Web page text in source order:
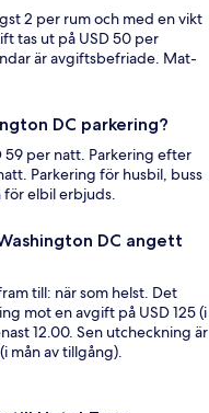
2 per rum och med en vikt
tas ut på USD 50 per
är avgiftsbefriade. Mat-
DC parkering?
59 per natt. Parkering efter
Parkering för husbil, buss
för elbil erbjuds.
DC angett
till: när som helst. Det
mot en avgift på USD 125 (i
12.00. Sen utcheckning är
mån av tillgång).